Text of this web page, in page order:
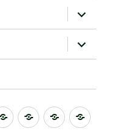
fill
amplia
el
menú
fill
amplia
el
menú
Els
Contacte
AltresEl